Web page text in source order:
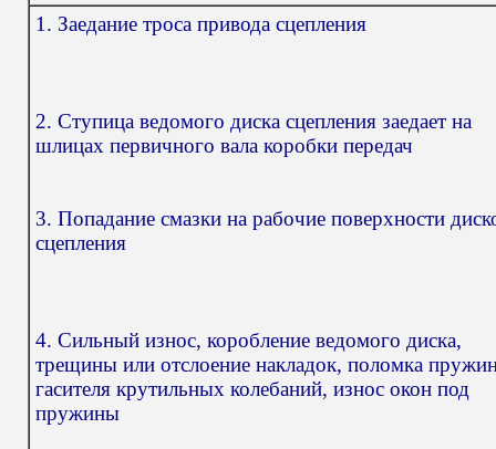
1. Заедание троса привода сцепления
2. Ступица ведомого диска сцепления заедает на
шлицах первичного вала коробки передач
3. Попадание смазки на рабочие поверхности
сцепления
4. Сильный износ, коробление ведомого диска,
трещины или отслоение накладок, поломка
гасителя крутильных колебаний, износ окон под
пружины